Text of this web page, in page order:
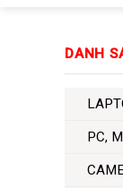
DANH
PC,